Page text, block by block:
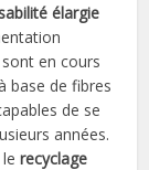
élargie
en cours
base de fibres
de se
années.
lerecyclage